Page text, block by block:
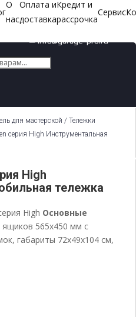
О
нас
Оплата и
доставка
Кредит и
рассрочка
Сервис
✉ info@garage-pro.ru
для мастерской / Тележки
серия High Инструментальная
High
тележка
High Основные
ящиков 565х450 мм с
габариты 72х49х104 см,